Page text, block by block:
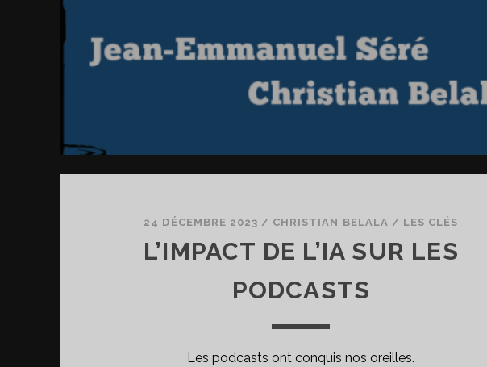
24 DÉCEMBRE 2023 / CHRISTIAN BELALA / LES CLÉS
L’IMPACT DE L’IA SUR LES
PODCASTS
Les podcasts ont conquis nos oreilles.